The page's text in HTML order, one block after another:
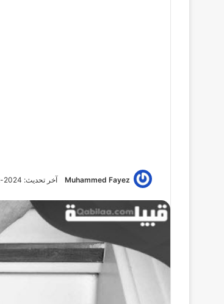
Muhammed Fayez آخر تحديث: 2024-12-01